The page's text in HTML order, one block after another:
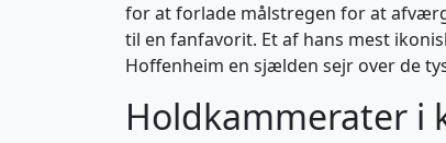
for at forlade målstregen for at
til en fanfavorit. Et af hans mest
Hoffenheim en sjælden sejr over de
Holdkammerater i